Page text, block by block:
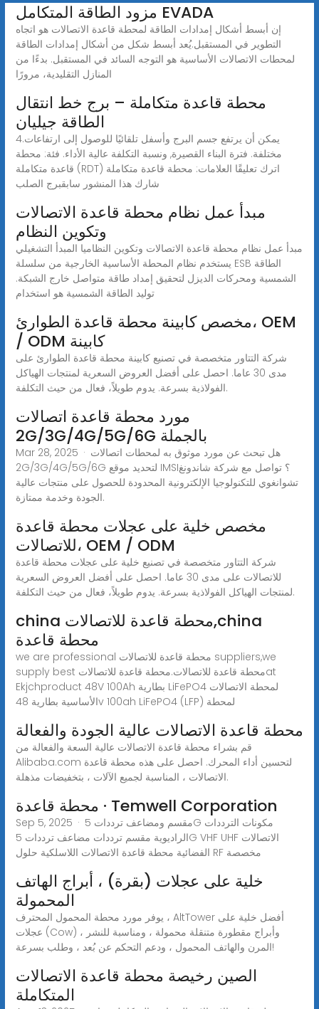
مزود الطاقة المتكامل EVADA
إن أبسط أشكال إمدادات الطاقة لمحطة قاعدة الاتصالات هو اتجاه
التطوير في المستقبل.يُعد أبسط شكل من أشكال إمدادات الطاقة
لمحطات الاتصالات الأساسية هو التوجه السائد في المستقبل. بدءًا من
المنازل التقليدية، مرورًا
محطة قاعدة متكاملة – برج خط انتقال
الطاقة جيليان
4.يمكن أن يرتفع جسم البرج وأسفل تلقائيًا للوصول إلى ارتفاعات
مختلفة. فترة البناء القصيرة, ونسبة التكلفة عالية الأداء. فئة: محطة
قاعدة متكاملة (RDT) اترك تعليقًا العلامات: محطة قاعدة متكاملة
شارك هذا المنشور سابقبرج الصلب
مبدأ عمل نظام محطة قاعدة الاتصالات
وتكوين النظام
مبدأ عمل نظام محطة قاعدة الاتصالات وتكوين النظاميا المبدأ التشغيلي
يستخدم نظام المحطة الأساسية الخارجية من سلسلة ESB الطاقة
الشمسية ومحركات الديزل لتحقيق إمداد طاقة متواصل خارج الشبكة.
توليد الطاقة الشمسية هو استخدام
مخصص كابينة محطة قاعدة الطوارئ، OEM
/ ODM كابينة
شركة التتاور متخصصة في تصنيع كابينة محطة قاعدة الطوارئ على
مدى 30 عاما. احصل على أفضل العروض السعرية لمنتجات الهياكل
الفولاذية بسرعة. يدوم طويلاً، فعال من حيث التكلفة.
مورد محطة قاعدة اتصالات
2G/3G/4G/5G/6G بالجملة
Mar 28, 2025 · هل تبحث عن مورد موثوق به لمحطات اتصالات
2G/3G/4G/5G/6G لتحديد موقع IMSI؟ تواصل مع شركة شاندونغ
تشوانغوي للتكنولوجيا الإلكترونية المحدودة للحصول على منتجات عالية
الجودة وخدمة ممتازة.
مخصص خلية على عجلات محطة قاعدة
للاتصالات، OEM / ODM
شركة التتاور متخصصة في تصنيع خلية على عجلات محطة قاعدة
للاتصالات على مدى 30 عاما. احصل على أفضل العروض السعرية
لمنتجات الهياكل الفولاذية بسرعة. يدوم طويلاً، فعال من حيث التكلفة.
china محطة قاعدة للاتصالات,china
محطة قاعدة
we are professional محطة قاعدة للاتصالات suppliers,we
supply best محطة قاعدة للاتصالات.محطة قاعدة للاتصالاتat
Ekjchproduct 48V 100Ah بطارية LiFePO4 لمحطة الاتصالات
الأساسية بطارية 48v 100ah LiFePO4 (LFP) لمحطة
محطة قاعدة الاتصالات عالية الجودة والفعالة
قم بشراء محطة قاعدة الاتصالات عالية السعة والفعالة من
Alibaba.com لتحسين أداء المحرك. احصل على هذه محطة قاعدة
الاتصالات ، المناسبة لجميع الآلات ، بتخفيضات مذهلة.
محطة قاعدة · Temwell Corporation
Sep 5, 2025 · مقسم ومضاعف ترددات 5G مكونات الترددات
الراديوية مقسم ترددات مضاعف ترددات 5G VHF UHF الاتصالات
الفضائية محطة قاعدة الاتصالات اللاسلكية حلول RF مخصصة
خلية على عجلات (بقرة) ، أبراج الهاتف
المحمولة
يوفر مورد محطة المحمول المحترف ، AltTower أفضل خلية على
عجلات (Cow) ، وأبراج مقطورة متنقلة محمولة ، ومناسبة للنشر
المرن والهاتف المحمول ، ودعم التحكم عن بُعد ، وطلب بسرعة!
الصين رخيصة محطة قاعدة الاتصالات
المتكاملة